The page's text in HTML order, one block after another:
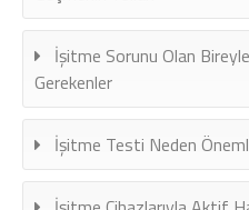
İşitme Sorunu Olan
Gerekenler
İşitme Testi Neden